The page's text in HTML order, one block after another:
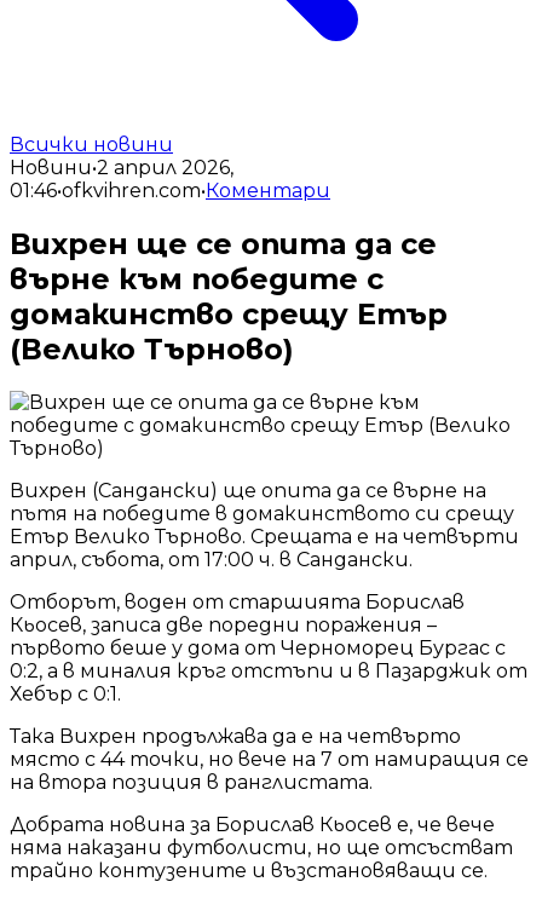
Всички новини
Новини•2 април 2026,
01:46•ofkvihren.com•Коментари
Вихрен ще се опита да се
върне към победите с
домакинство срещу Етър
(Велико Търново)
Вихрен (Сандански) ще опита да се върне на
пътя на победите в домакинството си срещу
Етър Велико Търново. Срещата е на четвърти
април, събота, от 17:00 ч. в Сандански.
Отборът, воден от старшията Борислав
Кьосев, записа две поредни поражения –
първото беше у дома от Черноморец Бургас с
0:2, а в миналия кръг отстъпи и в Пазарджик от
Хебър с 0:1.
Така Вихрен продължава да е на четвърто
място с 44 точки, но вече на 7 от намиращия се
на втора позиция в ранглистата.
Добрата новина за Борислав Кьосев е, че вече
няма наказани футболисти, но ще отсъстват
трайно контузените и възстановяващи се.